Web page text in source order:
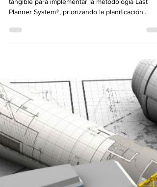
adopción
tangible para implementar la metodología Last
Planner System®, priorizando la planificación...